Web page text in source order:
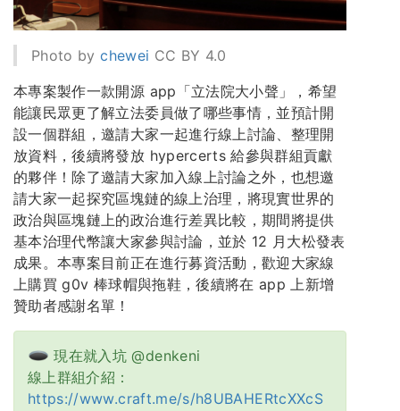
Photo bychewei CC BY 4.0
本專案製作一款開源 app「立法院大小聲」，希望
能讓民眾更了解立法委員做了哪些事情，並預計開
設一個群組，邀請大家一起進行線上討論、整理開
放資料，後續將發放 hypercerts 給參與群組貢獻
的夥伴！除了邀請大家加入線上討論之外，也想邀
請大家一起探究區塊鏈的線上治理，將現實世界的
政治與區塊鏈上的政治進行差異比較，期間將提供
基本治理代幣讓大家參與討論，並於 12 月大松發表
成果。本專案目前正在進行募資活動，歡迎大家線
上購買 g0v 棒球帽與拖鞋，後續將在 app 上新增
贊助者感謝名單！
現在就入坑 @denkeni
線上群組介紹：
https://www.craft.me/s/h8UBAHERtcXXcS